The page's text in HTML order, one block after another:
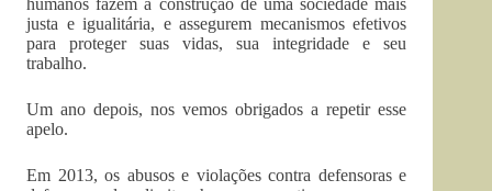
humanos fazem à construção de uma sociedade mais
justa e igualitária, e assegurem mecanismos efetivos
para proteger suas vidas, sua integridade e seu
trabalho.
Um ano depois, nos vemos obrigados a repetir esse
apelo.
Em 2013, os abusos e violações contra defensoras e